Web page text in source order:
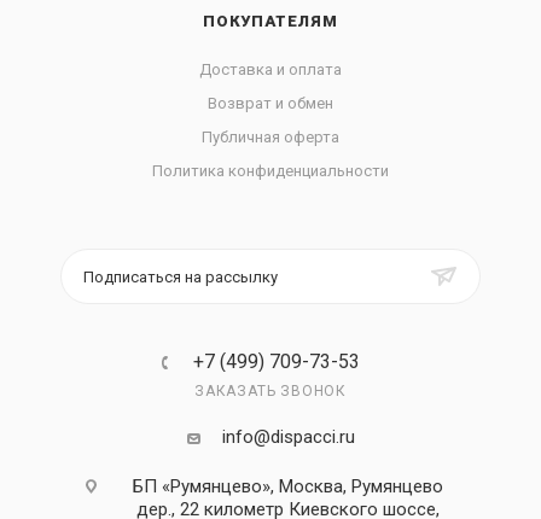
ПОКУПАТЕЛЯМ
Доставка и оплата
Возврат и обмен
Публичная оферта
Политика конфиденциальности
Подписаться на рассылку
+7 (499) 709-73-53
ЗАКАЗАТЬ ЗВОНОК
info@dispacci.ru
БП «Румянцево», Москва, Румянцево
дер., 22 километр Киевского шоссе,